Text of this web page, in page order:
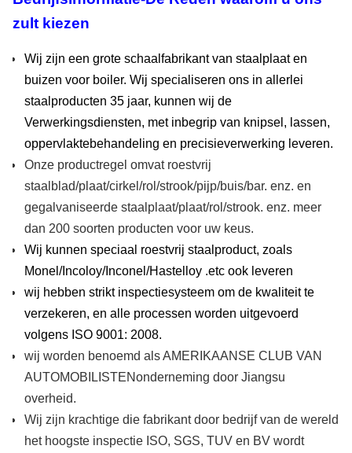
KR
FH36
DNV, ABS, GL, LR, BV, CCS, RINA, NK,
KR
API2HGR42
DNV, ABS, GL, LR, BV, CCS, RINA, NK,
API2HGr50
DNV, ABS, GL, LR, BV, CCS, RINA, NK,
KR
KR
DH40
DNV, ABS, GL, LR, BV, CCS, RINA, NK,
KR
EH40
DNV, ABS, GL, LR, BV, CCS, RINA, NK,
zult kiezen
Wij zijn een grote schaalfabrikant van staalplaat en
buizen voor boiler. Wij specialiseren ons in allerlei
staalproducten 35 jaar, kunnen wij de
Verwerkingsdiensten, met inbegrip van knipsel, lassen,
oppervlaktebehandeling en precisieverwerking leveren.
Onze productregel omvat roestvrij
staalblad/plaat/cirkel/rol/strook/pijp/buis/bar. enz. en
gegalvaniseerde staalplaat/plaat/rol/strook. enz. meer
dan 200 soorten producten voor uw keus.
Wij kunnen speciaal roestvrij staalproduct, zoals
Monel/Incoloy/Inconel/Hastelloy .etc ook leveren
wij hebben strikt inspectiesysteem om de kwaliteit te
verzekeren, en alle processen worden uitgevoerd
volgens ISO 9001: 2008.
wij worden benoemd als AMERIKAANSE CLUB VAN
AUTOMOBILISTENonderneming door Jiangsu
overheid.
Wij zijn krachtige die fabrikant door bedrijf van de wereld
het hoogste inspectie ISO, SGS, TUV en BV wordt